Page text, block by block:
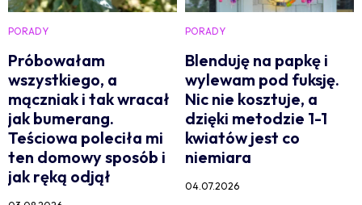
PORADY
Próbowałam
wszystkiego, a
mączniak i tak wracał
jak bumerang.
Teściowa poleciła mi
ten domowy sposób i
jak ręką odjął
PORADY
Blenduję na papkę i
wylewam pod fuksję.
Nic nie kosztuje, a
dzięki metodzie 1-1
kwiatów jest co
niemiara
04.07.2026